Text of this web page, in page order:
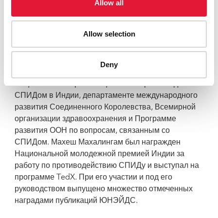
Allow all
Allow selection
Deny
уровне. У г-на Махалингама богатый опыт работы
подготовки специальных программ для работников
секс-бизнеса, лиц, употребляющих инъекционные
мужчинами, и молодежи в Азии и Африке.
Национальной организации по контролю над
СПИДом в Индии, департаменте международного
развития Соединенного Королевства, Всемирной
организации здравоохранения и Программе
развития ООН по вопросам, связанным со
СПИДом. Махеш Махалингам был награжден
Национальной молодежной премией Индии за
работу по противодействию СПИДу и выступал на
программе TedX. При его участии и под его
руководством выпущено множество отмеченных
наградами публикаций ЮНЭЙДС.